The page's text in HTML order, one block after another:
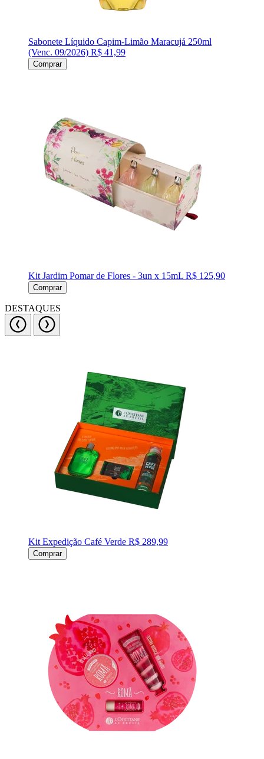
Sabonete Líquido Capim-Limão Maracujá 250ml
(Venc. 09/2026) R$ 41,99
Comprar
Kit Jardim Pomar de Flores - 3un x 15mL R$ 125,90
Comprar
DESTAQUES
Kit Expedição Café Verde R$ 289,99
Comprar